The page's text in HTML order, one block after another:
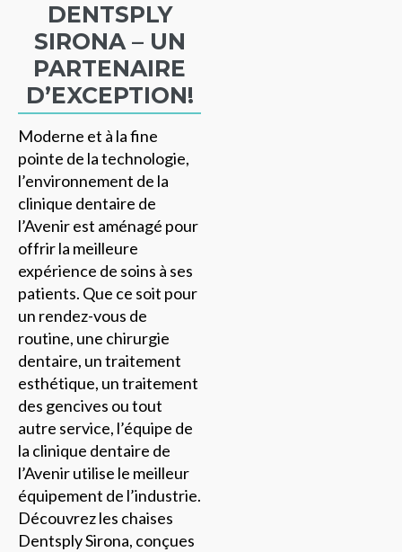
DENTSPLY
SIRONA – UN
PARTENAIRE
D’EXCEPTION!
Moderne et à la fine
pointe de la technologie,
l’environnement de la
clinique dentaire de
l’Avenir est aménagé pour
offrir la meilleure
expérience de soins à ses
patients. Que ce soit pour
un rendez-vous de
routine, une chirurgie
dentaire, un traitement
esthétique, un traitement
des gencives ou tout
autre service, l’équipe de
la clinique dentaire de
l’Avenir utilise le meilleur
équipement de l’industrie.
Découvrez les chaises
Dentsply Sirona, conçues